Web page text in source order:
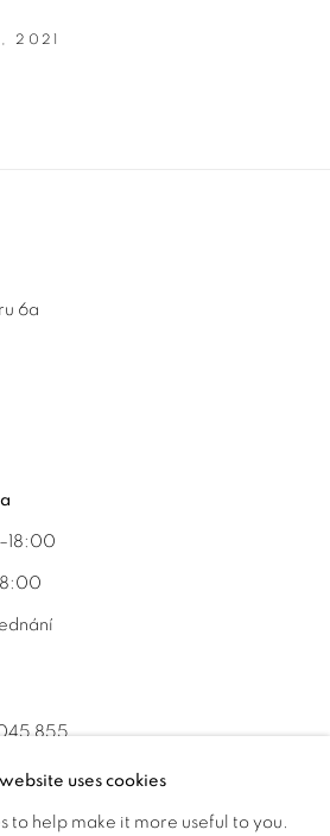
2021
6a
855
uses cookies
to help make it more useful to you.